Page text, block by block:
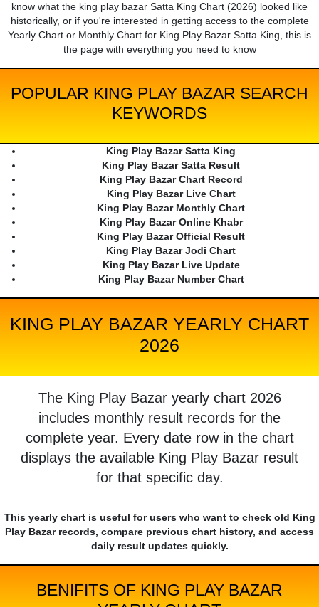
know what the king play bazar Satta King Chart (2026) looked like
historically, or if you're interested in getting access to the complete
Yearly Chart or Monthly Chart for King Play Bazar Satta King, this is
the page with everything you need to know
POPULAR KING PLAY BAZAR SEARCH
KEYWORDS
King Play Bazar Satta King
King Play Bazar Satta Result
King Play Bazar Chart Record
King Play Bazar Live Chart
King Play Bazar Monthly Chart
King Play Bazar Online Khabr
King Play Bazar Official Result
King Play Bazar Jodi Chart
King Play Bazar Live Update
King Play Bazar Number Chart
KING PLAY BAZAR YEARLY CHART
2026
The King Play Bazar yearly chart 2026
includes monthly result records for the
complete year. Every date row in the chart
displays the available King Play Bazar result
for that specific day.
This yearly chart is useful for users who want to check old King
Play Bazar records, compare previous chart history, and access
daily result updates quickly.
BENIFITS OF KING PLAY BAZAR